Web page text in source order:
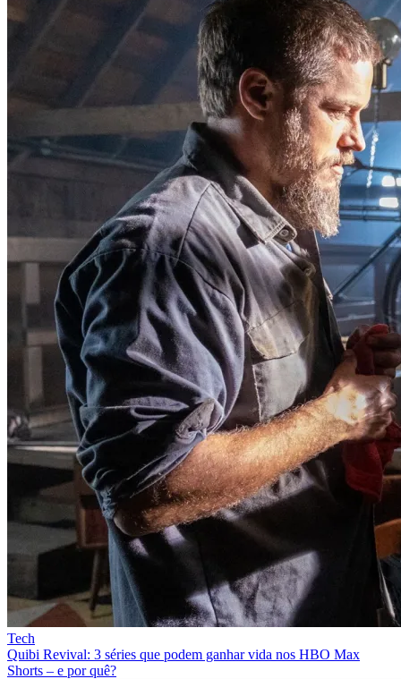
Tech
Quibi Revival: 3 séries que podem ganhar vida nos HBO Max
Shorts – e por quê?